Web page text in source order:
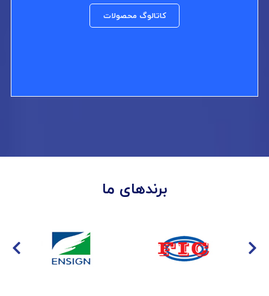
کاتالوگ محصولات
برندهای ما